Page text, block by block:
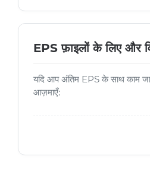
EPS फ़ाइलों के लिए और
यदि आप अंतिम EPS के साथ काम
आज़माएँ: